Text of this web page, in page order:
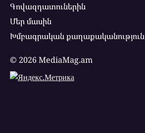
Գովազդատուներին
Մեր մասին
Խմբագրական քաղաքականություն
© 2026 MediaMag.am